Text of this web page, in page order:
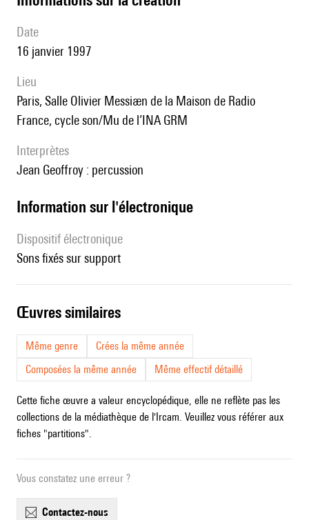
date
16 janvier 1997
lieu
Paris, Salle Olivier Messiæn de la Maison de Radio
France, cycle son/Mu de l’INA GRM
interprètes
Jean Geoffroy : percussion
Information sur l'électronique
Dispositif électronique
sons fixés sur support
œuvres similaires
Même genre
Crées la même année
Composées la même année
Même effectif détaillé
Cette fiche œuvre a valeur encyclopédique, elle ne reflète pas les
collections de la médiathèque de l'Ircam. Veuillez vous référer aux
fiches "partitions".
Vous constatez une erreur ?
contactez-nous